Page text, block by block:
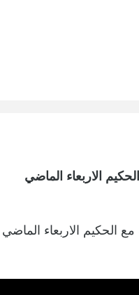
الاربعاء الماضي
الحكيم الاربعاء